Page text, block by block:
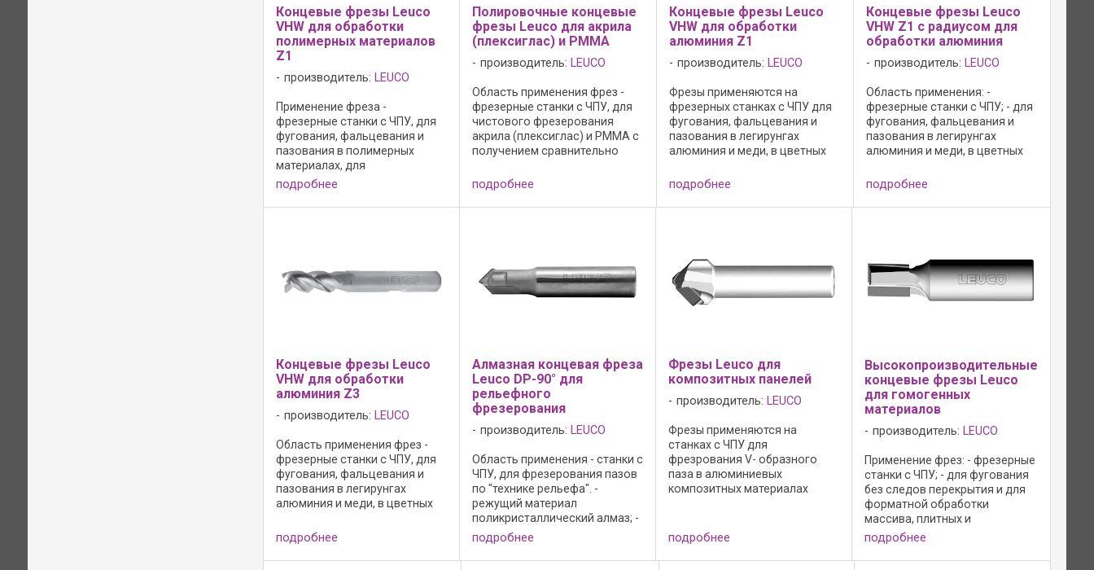
Концевые фрезы Leuco
VHW для обработки
полимерных материалов
Z1
производитель: LEUCO
Применение фреза -
фрезерные станки с ЧПУ, для
фугования, фальцевания и
пазования в полимерных
материалах, для
засверливания при
одновременной подаче по оси
z и по оси x или y.
подробнее
Полировочные концевые
фрезы Leuco для акрила
(плексиглас) и PMMA
производитель: LEUCO
Область применения фрез -
фрезерные станки с ЧПУ, для
чистового фрезерования
акрила (плексиглас) и РММА с
получением сравнительно
Внимание : эти инструменты не
предназначены для
форматирования или раскроя,
подробнее
Концевые фрезы Leuco
VHW для обработки
алюминия Z1
производитель: LEUCO
Фрезы применяются на
фрезерных станках с ЧПУ для
фугования, фальцевания и
пазования в легирунгах
алюминия и меди, в цветных
при одновременной подаче по
оси z и по оси x или y: -
положительное кручение
подробнее
Концевые фрезы Leuco
VHW Z1 с радиусом для
обработки алюминия
производитель: LEUCO
Область применения: -
фрезерные станки с ЧПУ; - для
фугования, фальцевания и
пазования в легирунгах
алюминия и меди, в цветных
подходит для пазования в
алюминии; - для
засверливания при
подробнее
Концевые фрезы Leuco
VHW для обработки
алюминия Z3
производитель: LEUCO
Область применения фрез -
фрезерные станки с ЧПУ, для
фугования, фальцевания и
пазования в легирунгах
алюминия и меди, в цветных
при одновременной подаче по
оси z и по оси x или y.
Особенности конструкции: -
подробнее
Алмазная концевая фреза
Leuco DP-90° для
рельефного
фрезерования
производитель: LEUCO
Область применения - станки с
ЧПУ, для фрезерования пазов
по "технике рельефа". -
режущий материал
поликристаллический алмаз; -
исполнение Topline; - зона
заточки 2 мм. Преимущества: -
очень большой рабочий
подробнее
Фрезы Leuco для
композитных панелей
производитель: LEUCO
Фрезы применяются на
станках с ЧПУ для
фрезрования V- образного
паза в алюминиевых
композитных материалах
материал
поликристаллический алмаз; -
исполнение Topline; - зона
подробнее
Высокопроизводительные
концевые фрезы Leuco
для гомогенных
материалов
производитель: LEUCO
Применение фрез: - фрезерные
станки с ЧПУ; - для фугования
без следов перекрытия и для
форматной обработки
массива, плитных и
искуственных материалов; -
особенно для для обработки
гомогенных пластиковых плит
подробнее